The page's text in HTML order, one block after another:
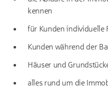
kennen
für Kunden individuelle
Kunden während der
Häuser und
alles rund um die